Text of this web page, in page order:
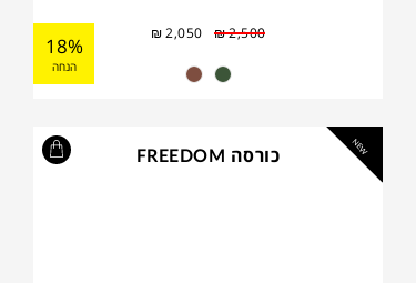
₪2,500
₪2,050
18%
הנחה
NEW כורסה FREEDOM